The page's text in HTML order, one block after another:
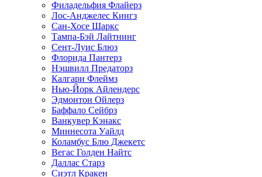
Филадельфия Флайерз
Лос-Анджелес Кингз
Сан-Хосе Шаркс
Тампа-Бэй Лайтнинг
Сент-Луис Блюз
Флорида Пантерз
Нэшвилл Предаторз
Калгари Флеймз
Нью-Йорк Айлендерс
Эдмонтон Ойлерз
Баффало Сейбрз
Ванкувер Кэнакс
Миннесота Уайлд
Коламбус Блю Джекетс
Вегас Голден Найтс
Даллас Старз
Сиэтл Кракен